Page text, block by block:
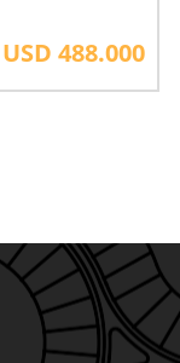
USD 488.000